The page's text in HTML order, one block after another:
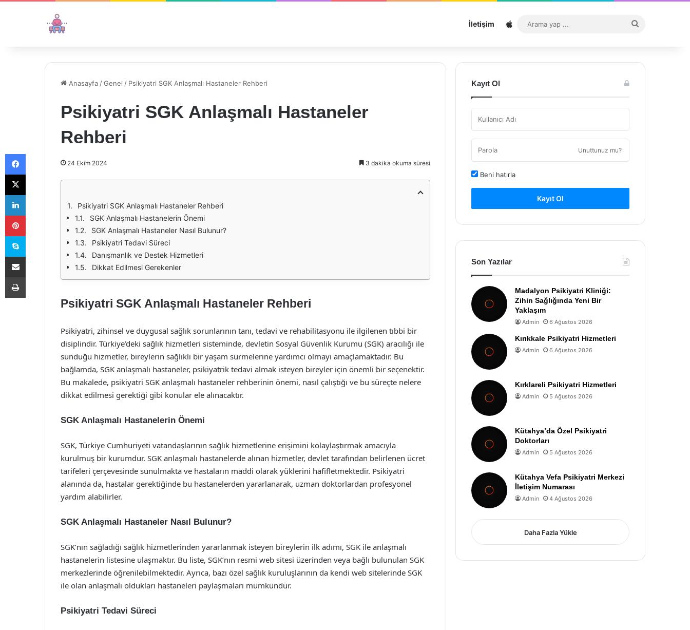
İletişim Sitemap
...
Anasayfa /Genel / Psikiyatri SGK Anlaşmalı Hastaneler Rehberi
Psikiyatri SGK Anlaşmalı Hastaneler
Rehberi
24 Ekim 2024 3 dakika okuma süresi
Psikiyatri SGK Anlaşmalı Hastaneler Rehberi
SGK Anlaşmalı Hastanelerin Önemi
SGK Anlaşmalı Hastaneler Nasıl Bulunur?
Psikiyatri Tedavi Süreci
Danışmanlık ve Destek Hizmetleri
Dikkat Edilmesi Gerekenler
Psikiyatri SGK Anlaşmalı Hastaneler Rehberi
Psikiyatri, zihinsel ve duygusal sağlık sorunlarının tanı, tedavi ve rehabilitasyonu ile ilgilenen tıbbi bir
disiplindir. Türkiye’deki sağlık hizmetleri sisteminde, devletin Sosyal Güvenlik Kurumu (SGK) aracılığı ile
sunduğu hizmetler, bireylerin sağlıklı bir yaşam sürmelerine yardımcı olmayı amaçlamaktadır. Bu
bağlamda, SGK anlaşmalı hastaneler, psikiyatrik tedavi almak isteyen bireyler için önemli bir seçenektir.
Bu makalede, psikiyatri SGK anlaşmalı hastaneler rehberinin önemi, nasıl çalıştığı ve bu süreçte nelere
dikkat edilmesi gerektiği gibi konular ele alınacaktır.
SGK Anlaşmalı Hastanelerin Önemi
SGK, Türkiye Cumhuriyeti vatandaşlarının sağlık hizmetlerine erişimini kolaylaştırmak amacıyla
kurulmuş bir kurumdur. SGK anlaşmalı hastanelerde alınan hizmetler, devlet tarafından belirlenen ücret
tarifeleri çerçevesinde sunulmakta ve hastaların maddi olarak yüklerini hafifletmektedir. Psikiyatri
alanında da, hastalar gerektiğinde bu hastanelerden yararlanarak, uzman doktorlardan profesyonel
yardım alabilirler.
SGK Anlaşmalı Hastaneler Nasıl Bulunur?
SGK’nın sağladığı sağlık hizmetlerinden yararlanmak isteyen bireylerin ilk adımı, SGK ile anlaşmalı
hastanelerin listesine ulaşmaktır. Bu liste, SGK’nın resmi web sitesi üzerinden veya bağlı bulunulan SGK
merkezlerinde öğrenilebilmektedir. Ayrıca, bazı özel sağlık kuruluşlarının da kendi web sitelerinde SGK
ile olan anlaşmalı oldukları hastaneleri paylaşmaları mümkündür.
Psikiyatri Tedavi Süreci
Kayıt Ol
Unuttunuz mu?
Beni hatırla
Kayıt Ol
Son Yazılar
Madalyon Psikiyatri Kliniği:
Zihin Sağlığında Yeni Bir
Yaklaşım
Admin 6 Ağustos 2026
Kırıkkale Psikiyatri Hizmetleri
Admin 6 Ağustos 2026
Kırklareli Psikiyatri Hizmetleri
Admin 5 Ağustos 2026
Kütahya’da Özel Psikiyatri
Doktorları
Admin 5 Ağustos 2026
Kütahya Vefa Psikiyatri Merkezi
İletişim Numarası
Admin 4 Ağustos 2026
Daha Fazla Yükle
Facebook
X
LinkedIn
Pinterest
Skype
E-Posta ile paylaş